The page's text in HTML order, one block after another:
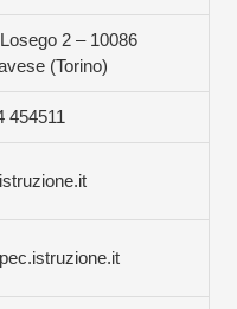
2 – 10086
(Torino)
454511